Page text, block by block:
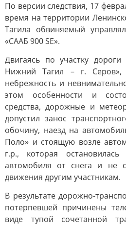
По версии следствия, 17
время на территории
Тагила обвиняемый
«СААБ 900 SЕ».
Двигаясь по участку дороги
Нижний Тагил – г. Серов»,
небрежность и
этом особенности и
средства, дорожные и
допустил занос
обочину, наезд на
Поло» и стоящую возле
г.р., которая
автомобиля от снега и не
движения другим участникам.
В результате дорожно-
потерпевшей причинены
виде тупой сочетанной